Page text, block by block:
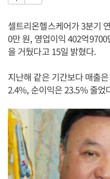
셀트리온헬스케어가 3분기
0만 원, 영업이익 402억
을 거뒀다고 15일 밝혔다.
지난해 같은 기간보다 매출
2.4%, 순이익은 23.5% 줄었